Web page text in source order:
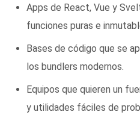
Apps de React, Vue y
funciones puras e
Bases de código que se
los bundlers modernos.
Equipos que quieren un
y utilidades fáciles de